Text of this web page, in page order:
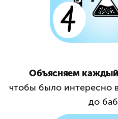
Объясняем каждый
чтобы было интересно
до